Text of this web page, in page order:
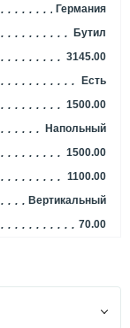
Германия
Бутил
3145.00
Есть
1500.00
Напольный
1500.00
1100.00
Вертикальный
70.00